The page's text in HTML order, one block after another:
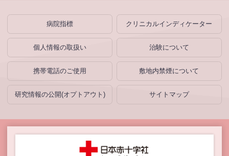
病院指標 クリニカルインディケーター
個人情報の取扱い 治験について
携帯電話のご使用 敷地内禁煙について
研究情報の公開(オプトアウト) サイトマップ